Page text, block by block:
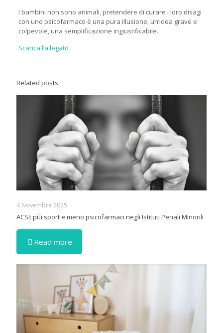
I bambini non sono animali, pretendere di curare i loro disagi
con uno psicofarmaco è una pura illusione, un’idea grave e
colpevole, una semplificazione ingiustificabile.
Scarica l’allegato
Related posts
4 Novembre 2025
ACSI: più sport e meno psicofarmaci negli Istituti Penali Minorili
Read more